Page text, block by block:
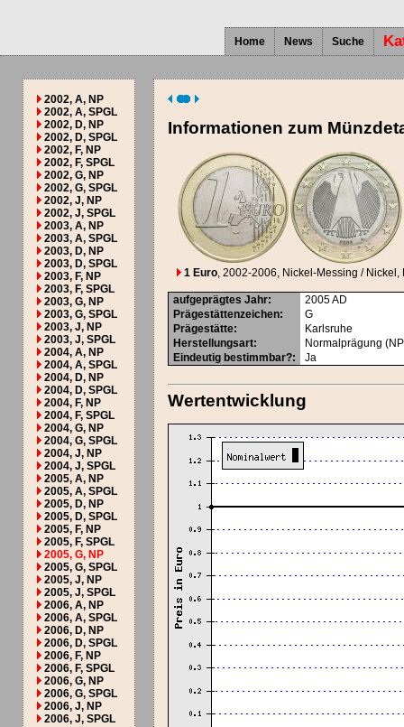
Home News Suche
2002, A, NP
2002, A, SPGL
2002, D, NP
2002, D, SPGL
2002, F, NP
2002, F, SPGL
2002, G, NP
2002, G, SPGL
2002, J, NP
2002, J, SPGL
2003, A, NP
2003, A, SPGL
2003, D, NP
2003, D, SPGL
2003, F, NP
2003, F, SPGL
2003, G, NP
2003, G, SPGL
2003, J, NP
2003, J, SPGL
2004, A, NP
2004, A, SPGL
2004, D, NP
2004, D, SPGL
2004, F, NP
2004, F, SPGL
2004, G, NP
2004, G, SPGL
2004, J, NP
2004, J, SPGL
2005, A, NP
2005, A, SPGL
2005, D, NP
2005, D, SPGL
2005, F, NP
2005, F, SPGL
2005, G, NP
2005, G, SPGL
2005, J, NP
2005, J, SPGL
2006, A, NP
2006, A, SPGL
2006, D, NP
2006, D, SPGL
2006, F, NP
2006, F, SPGL
2006, G, NP
2006, G, SPGL
2006, J, NP
2006, J, SPGL
Informationen zum
1 Euro, 2002-2006, Nickel-Messing / Nickel,
aufgeprägtes Jahr: 2005AD
Prägestättenzeichen:
G
Prägestätte:
Karlsruhe
Herstellungsart:
Normalprägung
Eindeutig bestimmbar?: Ja
Wertentwicklung